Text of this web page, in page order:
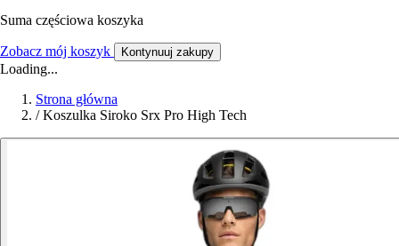
Suma częściowa koszyka
Zobacz mój koszyk Kontynuuj zakupy
Loading...
Strona główna
/ Koszulka Siroko Srx Pro High Tech